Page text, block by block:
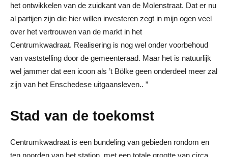
het ontwikkelen van de zuidkant van de Molenstraat. Dat er nu
al partijen zijn die hier willen investeren zegt in mijn ogen veel
over het vertrouwen van de markt in het
Centrumkwadraat. Realisering is nog wel onder voorbehoud
van vaststelling door de gemeenteraad. Maar het is natuurlijk
wel jammer dat een icoon als ’t Bölke geen onderdeel meer zal
zijn van het Enschedese uitgaansleven.. ”
Stad van de toekomst
Centrumkwadraat is een bundeling van gebieden rondom en
ten noorden van het station, met een totale grootte van circa